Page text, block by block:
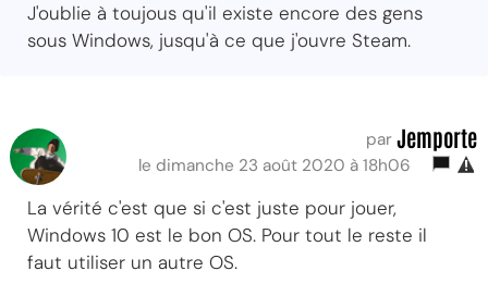
J'oublie à toujous qu'il existe encore des gens
sous Windows, jusqu'à ce que j'ouvre Steam.
par Jemporte
le dimanche 23 août 2020 à 18h06
La vérité c'est que si c'est juste pour jouer,
Windows 10 est le bon OS. Pour tout le reste il
faut utiliser un autre OS.